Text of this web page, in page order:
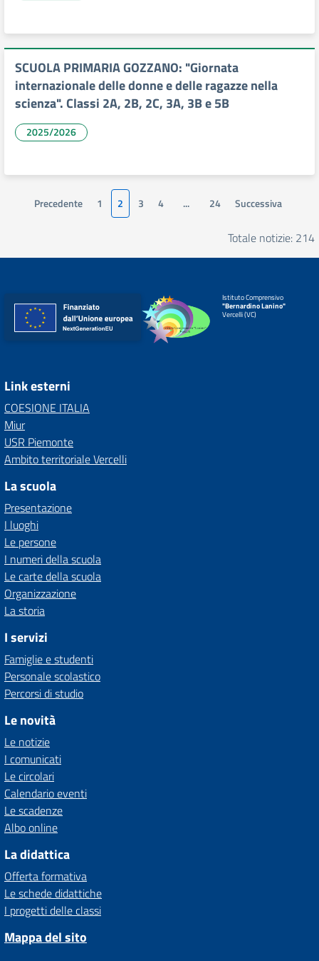
SCUOLA PRIMARIA GOZZANO: "Giornata
internazionale delle donne e delle ragazze nella
scienza". Classi 2A, 2B, 2C, 3A, 3B e 5B
2025/2026
Precedente 1 2 3 4 ... 24 Successiva
Totale notizie: 214
Istituto Comprensivo
"Bernardino Lanino"
Vercelli (VC)
Link esterni
COESIONE ITALIA
Miur
USR Piemonte
Ambito territoriale Vercelli
La scuola
Presentazione
I luoghi
Le persone
I numeri della scuola
Le carte della scuola
Organizzazione
La storia
I servizi
Famiglie e studenti
Personale scolastico
Percorsi di studio
Le novità
Le notizie
I comunicati
Le circolari
Calendario eventi
Le scadenze
Albo online
La didattica
Offerta formativa
Le schede didattiche
I progetti delle classi
Mappa del sito